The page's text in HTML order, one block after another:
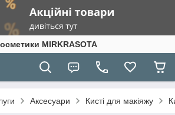
MIRKRASOTA
Аксесуари Кисті для макіяжу